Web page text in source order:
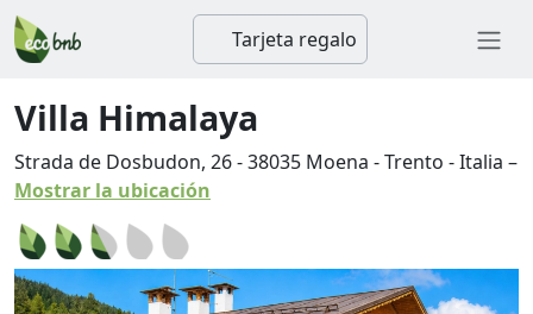
Tarjeta regalo
Villa Himalaya
Strada de Dosbudon, 26-38035 Moena -Trento -Italia –
Mostrar la ubicación